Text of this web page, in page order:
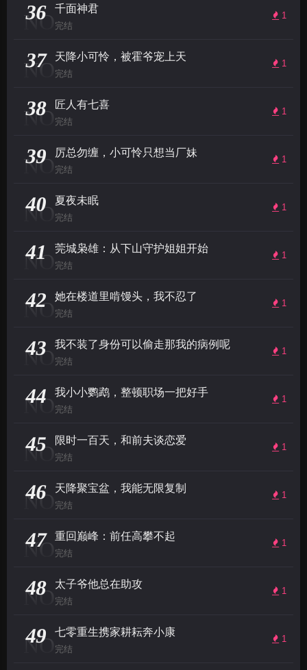
NO
36 1
千面神君
完结
NO
37 1
天降小可怜，被霍爷宠上天
完结
NO
38 1
匠人有七喜
完结
NO
39 1
厉总勿缠，小可怜只想当厂妹
完结
NO
40 1
夏夜未眠
完结
NO
41 1
莞城枭雄：从下山守护姐姐开始
完结
NO
42 1
她在楼道里啃馒头，我不忍了
完结
NO
43 1
我不装了身份可以偷走那我的病例呢
完结
NO
44 1
我小小鹦鹉，整顿职场一把好手
完结
NO
45 1
限时一百天，和前夫谈恋爱
完结
NO
46 1
天降聚宝盆，我能无限复制
完结
NO
47 1
重回巅峰：前任高攀不起
完结
NO
48 1
太子爷他总在助攻
完结
NO
49 1
七零重生携家耕耘奔小康
完结